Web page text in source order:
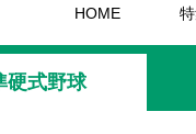
HOME
硬式野球